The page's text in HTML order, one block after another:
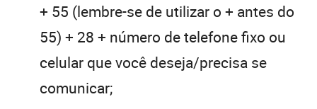
+ 55 (lembre-se de utilizar o + antes do
55) + 28 + número de telefone fixo ou
celular que você deseja/precisa se
comunicar;